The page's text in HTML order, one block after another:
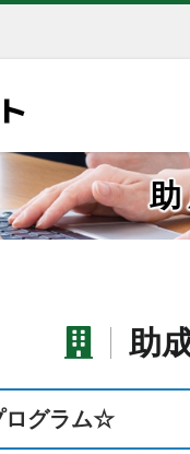
助
ログラム☆